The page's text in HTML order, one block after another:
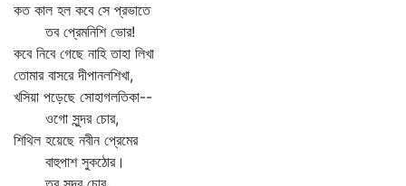
কত কাল হল কবে সে প্রভাতে
তব প্রেমনিশি ভোর!
কবে নিবে গেছে নাহি তাহা লিখা
তোমার বাসরে দীপানলশিখা,
খসিয়া পড়েছে সোহাগলতিকা--
ওগো সুন্দর চোর,
শিথিল হয়েছে নবীন প্রেমের
বাহুপাশ সুকঠোর।